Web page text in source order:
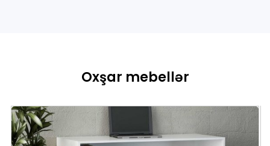
Oxşar mebellər